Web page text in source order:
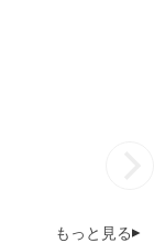
もっと見る